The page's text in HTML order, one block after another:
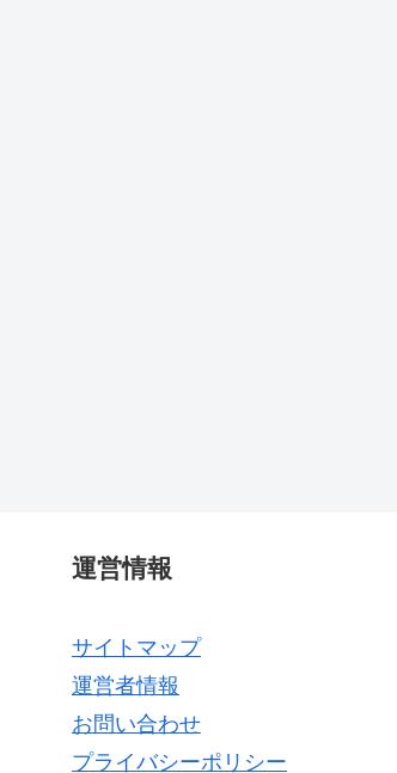
運営情報
サイトマップ
運営者情報
お問い合わせ
プライバシーポリシー